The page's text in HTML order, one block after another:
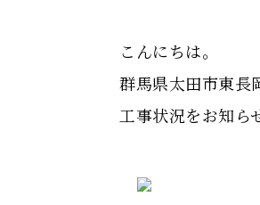
こんにちは。
群馬県太田市東長
工事状況をお知ら